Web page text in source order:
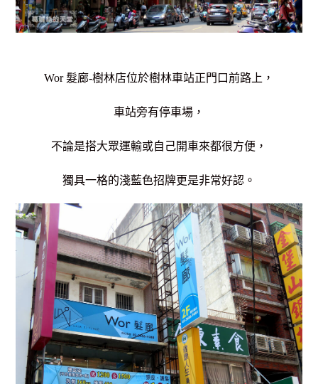
Wor 髮廊-樹林店位於樹林車站正門口前路上，
車站旁有停車場，
不論是搭大眾運輸或自己開車來都很方便，
獨具一格的淺藍色招牌更是非常好認。